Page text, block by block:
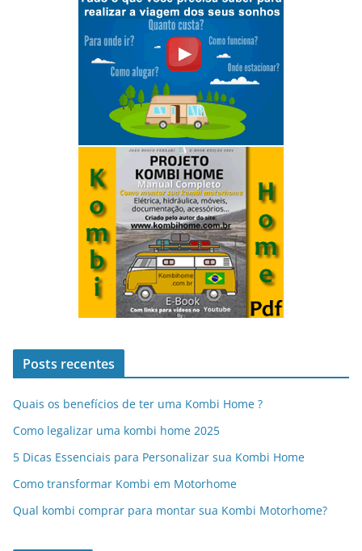
Posts recentes
Quais os benefícios de ter uma Kombi Home ?
Como legalizar uma kombi home 2025
5 Dicas Essenciais para Personalizar sua Kombi Home
Como transformar Kombi em Motorhome
Qual kombi comprar para montar sua Kombi Motorhome?